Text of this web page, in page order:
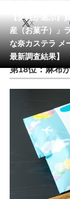
メディア
注目記事を集め
ITの今と未来を
スマホと通信の
進化するPCとデ
好きが集まる
ビジネスと働き
AI活用のいまが分
【女性が選ぶ】
産（お菓子）」
な奈カステラ メ
最新調査結果】
X
第18位：麻布